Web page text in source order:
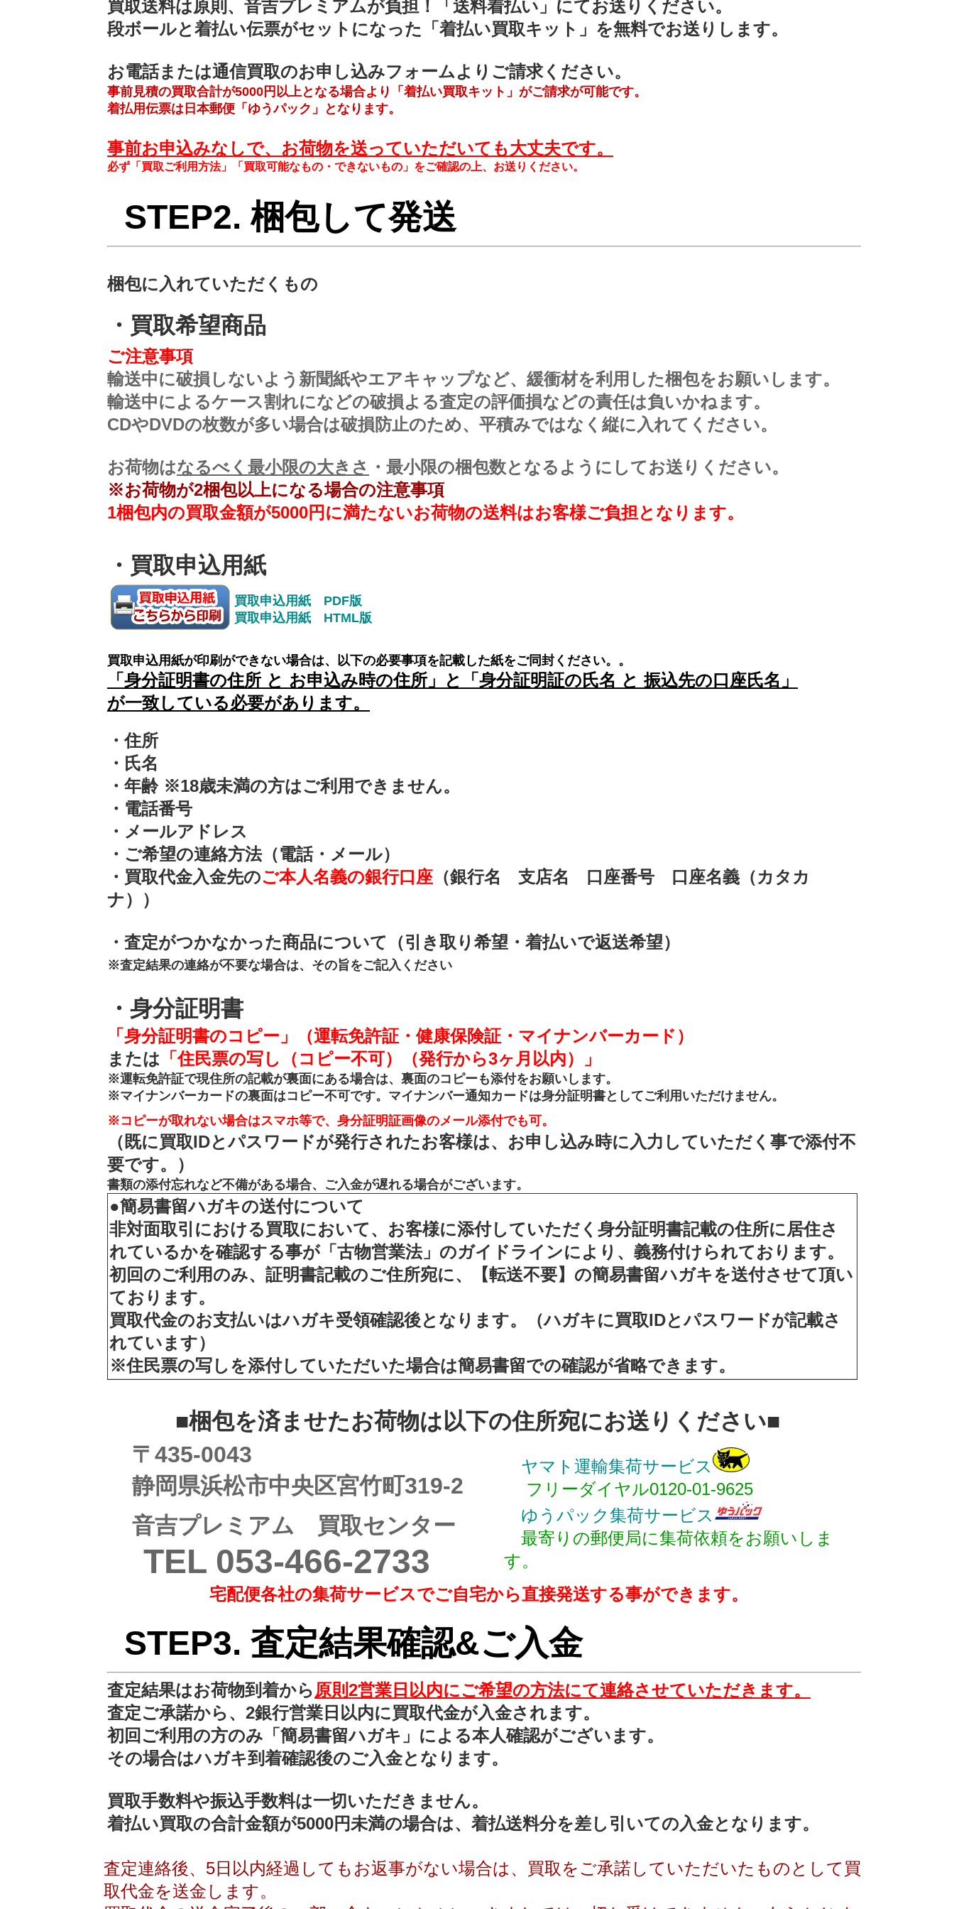
買取送料は原則、音吉プレミアムが負担！「送料着払い」にてお送りください。
段ボールと着払い伝票がセットになった「着払い買取キット」を無料でお送りします。
お電話または通信買取のお申し込みフォームよりご請求ください。
事前見積の買取合計が5000円以上となる場合より「着払い買取キット」がご請求が可能です。
着払用伝票は日本郵便「ゆうパック」となります。
事前お申込みなしで、お荷物を送っていただいても大丈夫です。
必ず「買取ご利用方法」「買取可能なもの・できないもの」をご確認の上、お送りください。
STEP2. 梱包して発送
梱包に入れていただくもの
・買取希望商品
ご注意事項
輸送中に破損しないよう新聞紙やエアキャップなど、緩衝材を利用した梱包をお願いします。
輸送中によるケース割れになどの破損よる査定の評価損などの責任は負いかねます。
CDやDVDの枚数が多い場合は破損防止のため、平積みではなく縦に入れてください。
お荷物はなるべく最小限の大きさ ・最小限の梱包数となるようにしてお送りください。
※お荷物が2梱包以上になる場合の注意事項
1梱包内の買取金額が5000円に満たないお荷物の送料はお客様ご負担となります。
・買取申込用紙
買取申込用紙 PDF版
買取申込用紙 HTML版
買取申込用紙が印刷ができない場合は、以下の必要事項を記載した紙をご同封ください。。
「身分証明書の住所 と お申込み時の住所」と「身分証明証の氏名 と 振込先の口座氏名」
が一致している必要があります。
・住所
・氏名
・年齢 ※18歳未満の方はご利用できません。
・電話番号
・メールアドレス
・ご希望の連絡方法（電話・メール）
・買取代金入金先のご本人名義の銀行口座 （銀行名 支店名 口座番号 口座名義（カタカ
ナ））
・査定がつかなかった商品について（引き取り希望・着払いで返送希望）
※査定結果の連絡が不要な場合は、その旨をご記入ください
・ 身分証明書
「身分証明書のコピー」（運転免許証・健康保険証・マイナンバーカード）
または 「住民票の写し（コピー不可）（発行から3ヶ月以内）」
※運転免許証で現住所の記載が裏面にある場合は、裏面のコピーも添付をお願いします。
※マイナンバーカードの裏面はコピー不可です。マイナンバー通知カードは身分証明書としてご利用いただけません。
※コピーが取れない場合はスマホ等で、身分証明証画像のメール添付でも可。
（既に買取IDとパスワードが発行されたお客様は、お申し込み時に入力していただく事で添付不
要です。）
書類の添付忘れなど不備がある場合、ご入金が遅れる場合がございます。
●簡易書留ハガキの送付について
非対面取引における買取において、お客様に添付していただく身分証明書記載の住所に居住さ
れているかを確認する事が「古物営業法」のガイドラインにより、義務付けられております。
初回のご利用のみ、証明書記載のご住所宛に、【転送不要】の簡易書留ハガキを送付させて頂い
ております。
買取代金のお支払いはハガキ受領確認後となります。（ハガキに買取IDとパスワードが記載さ
れています）
※住民票の写しを添付していただいた場合は簡易書留での確認が省略できます。
■梱包を済ませたお荷物は以下の住所宛にお送りください■
〒435-0043
静岡県浜松市中央区宮竹町319-2
音吉プレミアム 買取センター
TEL 053-466-2733
ヤマト運輸集荷サービス
フリーダイヤル0120-01-9625
ゆうパック集荷サービス
最寄りの郵便局に集荷依頼をお願いしま
す。
宅配便各社の集荷サービスでご自宅から直接発送する事ができます。
STEP3. 査定結果確認&ご入金
査定結果はお荷物到着から原則2営業日以内にご希望の方法にて連絡させていただきます。
査定ご承諾から、2銀行営業日以内に買取代金が入金されます。
初回ご利用の方のみ「簡易書留ハガキ」による本人確認がございます。
その場合はハガキ到着確認後のご入金となります。
買取手数料や振込手数料は一切いただきません。
着払い買取の合計金額が5000円未満の場合は、着払送料分を差し引いての入金となります。
査定連絡後、5日以内経過してもお返事がない場合は、買取をご承諾していただいたものとして買
取代金を送金します。